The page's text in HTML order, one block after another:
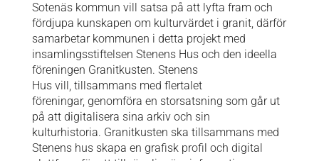
Sotenäs kommun vill satsa på att lyfta fram och
fördjupa kunskapen om kulturvärdet i granit, därför
samarbetar kommunen i detta projekt med
insamlingsstiftelsen Stenens Hus och den ideella
föreningen Granitkusten. Stenens
Hus vill, tillsammans med flertalet
föreningar, genomföra en storsatsning som går ut
på att digitalisera sina arkiv och sin
kulturhistoria. Granitkusten ska tillsammans med
Stenens hus skapa en grafisk profil och digital